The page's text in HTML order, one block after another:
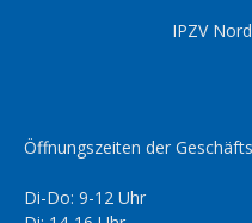
IPZV
Öffnungszeiten der
Di-Do: 9-12 Uhr